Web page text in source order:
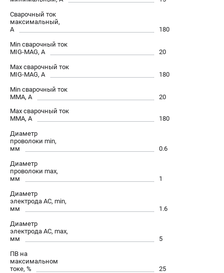
Аппараты контактной сварки
Сварочные полуавтоматы MIG/MAG
Сварочные материалы
zakaz@fubagtorg.ru
Сварочный ток
максимальный,
А
180
Min сварочный ток
MIG-MAG, А
20
Max сварочный ток
MIG-MAG, А
180
Min сварочный ток
ММА, А
20
Max сварочный ток
ММА, А
180
Диаметр
проволоки min,
мм
0.6
Диаметр
проволоки max,
мм
1
Диаметр
электрода AC, min,
мм
1.6
Диаметр
электрода AC, max,
мм
5
ПВ на
максимальном
токе, %
25